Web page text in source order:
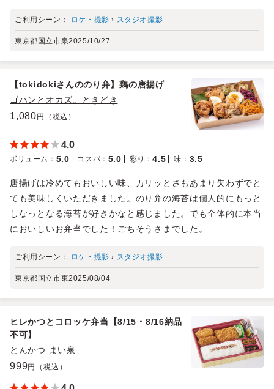
ご利用シーン： ロケ・撮影 › スタジオ撮影
東京都国立市泉2025/10/27
【tokidokiさんののり弁】鶏の唐揚げ
ゴハンとオカズ。ときどき
1,080円（税込）
4.0
ボリューム ： 5.0 コスパ ： 5.0 彩り ：4.5 味 ： 3.5
唐揚げは冷めてもおいしい味、カリッとさもあまり失わずでと
ても美味しくいただきました。のり弁の海苔は個人的にもっと
しなっとなる海苔が好きかなと感じました。でも全体的に本当
においしいお弁当でした！ごちそうさまでした。
ご利用シーン： ロケ・撮影 › スタジオ撮影
東京都国立市東2025/08/04
ヒレかつとコロッケ弁当【8/15・8/16納品
不可】
とんかつ まい泉
999円（税込）